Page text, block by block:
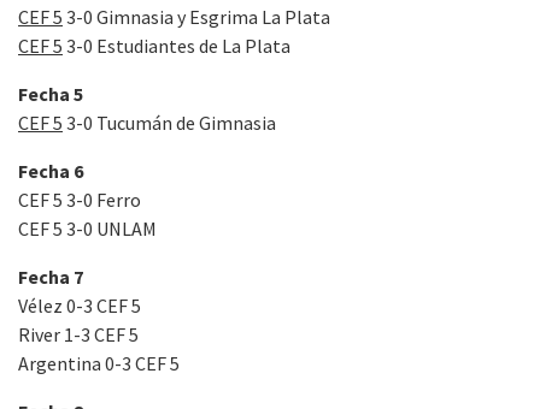
CEF 5 3-0 Gimnasia y Esgrima La Plata
CEF 5 3-0 Estudiantes de La Plata
Fecha 5
CEF 5 3-0 Tucumán de Gimnasia
Fecha 6
CEF 5 3-0 Ferro
CEF 5 3-0 UNLAM
Fecha 7
Vélez 0-3 CEF 5
River 1-3 CEF 5
Argentina 0-3 CEF 5